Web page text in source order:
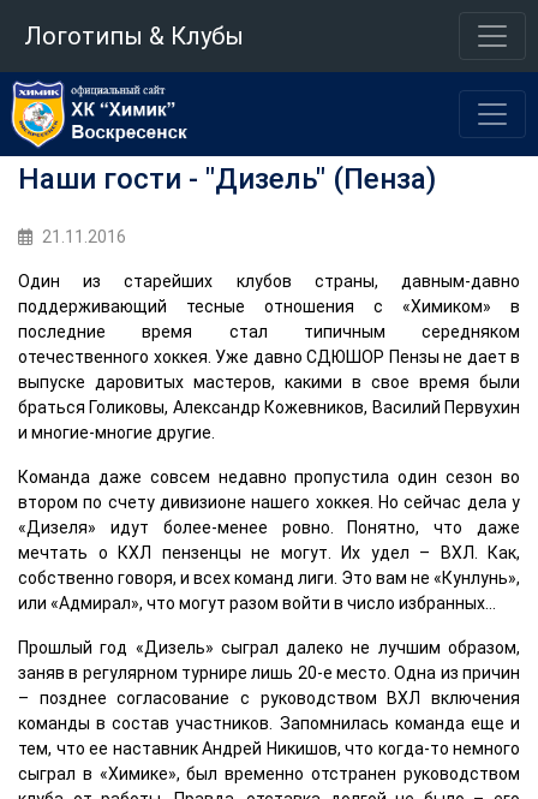
Логотипы & Клубы
Наши гости - "Дизель" (Пенза)
21.11.2016
Один из старейших клубов страны, давным-давно
поддерживающий тесные отношения с «Химиком» в
последние время стал типичным середняком
отечественного хоккея. Уже давно СДЮШОР Пензы не дает в
выпуске даровитых мастеров, какими в свое время были
браться Голиковы, Александр Кожевников, Василий Первухин
и многие-многие другие.
Команда даже совсем недавно пропустила один сезон во
втором по счету дивизионе нашего хоккея. Но сейчас дела у
«Дизеля» идут более-менее ровно. Понятно, что даже
мечтать о КХЛ пензенцы не могут. Их удел – ВХЛ. Как,
собственно говоря, и всех команд лиги. Это вам не «Кунлунь»,
или «Адмирал», что могут разом войти в число избранных…
Прошлый год «Дизель» сыграл далеко не лучшим образом,
заняв в регулярном турнире лишь 20-е место. Одна из причин
– позднее согласование с руководством ВХЛ включения
команды в состав участников. Запомнилась команда еще и
тем, что ее наставник Андрей Никишов, что когда-то немного
сыграл в «Химике», был временно отстранен руководством